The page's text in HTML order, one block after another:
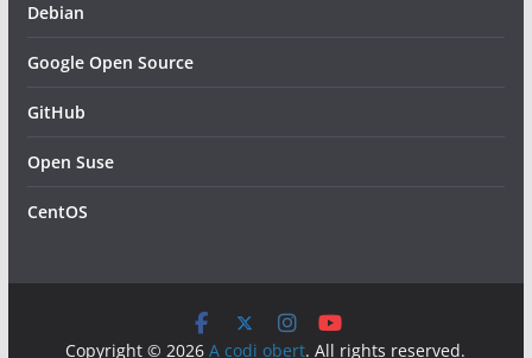
Debian
Google Open Source
GitHub
Open Suse
CentOS
Copyright © 2026A codi obert. All rights reserved.